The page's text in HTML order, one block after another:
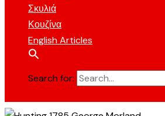
Σκυλιά
Κουζίνα
English Articles
Search for: